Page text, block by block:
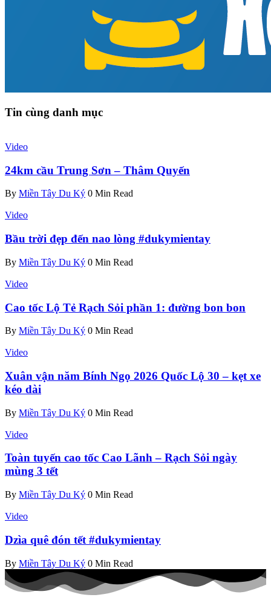
Tin cùng danh mục
Video
24km cầu Trung Sơn – Thâm Quyến
By Miền Tây Du Ký 0 Min Read
Video
Bầu trời đẹp đến nao lòng #dukymientay
By Miền Tây Du Ký 0 Min Read
Video
Cao tốc Lộ Tẻ Rạch Sỏi phần 1: đường bon bon
By Miền Tây Du Ký 0 Min Read
Video
Xuân vận năm Bính Ngọ 2026 Quốc Lộ 30 – kẹt xe
kéo dài
By Miền Tây Du Ký 0 Min Read
Video
Toàn tuyến cao tốc Cao Lãnh – Rạch Sỏi ngày
mùng 3 tết
By Miền Tây Du Ký 0 Min Read
Video
Dzìa quê đón tết #dukymientay
By Miền Tây Du Ký 0 Min Read